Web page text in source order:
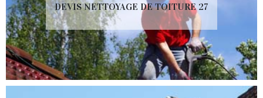
DEVIS NETTOYAGE DE TOITURE 27